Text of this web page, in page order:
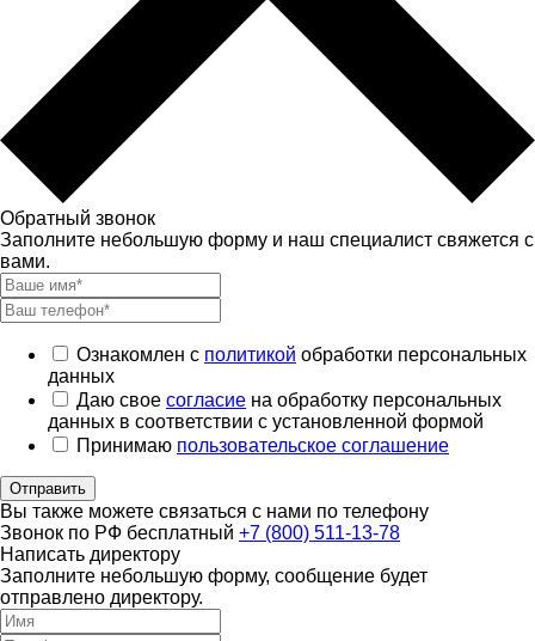
Обратный звонок
Заполните небольшую форму и наш специалист свяжется с
вами.
Ознакомлен с политикой обработки персональных
данных
Даю свое согласие на обработку персональных
данных в соответствии с установленной формой
Принимаю пользовательское соглашение
Отправить
Вы также можете связаться с нами по телефону
Звонок по РФ бесплатный +7 (800) 511-13-78
Написать директору
Заполните небольшую форму, сообщение будет
отправлено директору.